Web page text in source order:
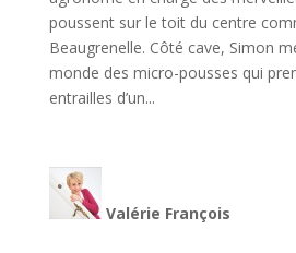
poussent sur le toit du centre
Beaugrenelle. Côté cave, Simon
monde des micro-pousses qui
entrailles d’un...
Valérie François